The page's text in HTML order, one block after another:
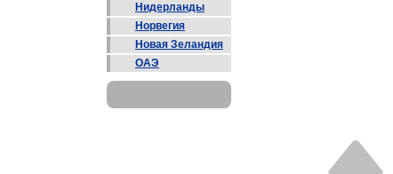
Нидерланды
Норвегия
Новая Зеландия
ОАЭ